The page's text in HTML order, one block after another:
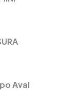
Aval